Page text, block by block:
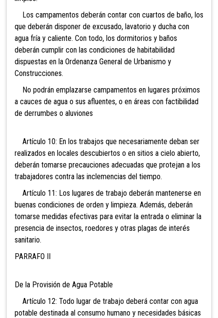
Los campamentos deberán contar con cuartos de baño, los
que deberán disponer de excusado, lavatorio y ducha con
agua fría y caliente. Con todo, los dormitorios y baños
deberán cumplir con las condiciones de habitabilidad
dispuestas en la Ordenanza General de Urbanismo y
Construcciones.
No podrán emplazarse campamentos en lugares próximos
a cauces de agua o sus afluentes, o en áreas con factibilidad
de derrumbes o aluviones
Artículo 10: En los trabajos que necesariamente deban ser
realizados en locales descubiertos o en sitios a cielo abierto,
deberán tomarse precauciones adecuadas que protejan a los
trabajadores contra las inclemencias del tiempo.
Artículo 11: Los lugares de trabajo deberán mantenerse en
buenas condiciones de orden y limpieza. Además, deberán
tomarse medidas efectivas para evitar la entrada o eliminar la
presencia de insectos, roedores y otras plagas de interés
sanitario.
PARRAFO II
De la Provisión de Agua Potable
Artículo 12: Todo lugar de trabajo deberá contar con agua
potable destinada al consumo humano y necesidades básicas